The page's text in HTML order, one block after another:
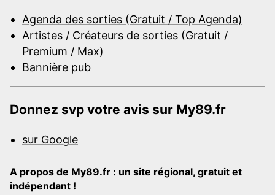
Agenda des sorties (Gratuit / Top Agenda)
Artistes / Créateurs de sorties (Gratuit /
Premium / Max)
Bannière pub
Donnez svp votre avis sur My89.fr
sur Google
A propos de My89.fr : un site régional, gratuit et
indépendant !